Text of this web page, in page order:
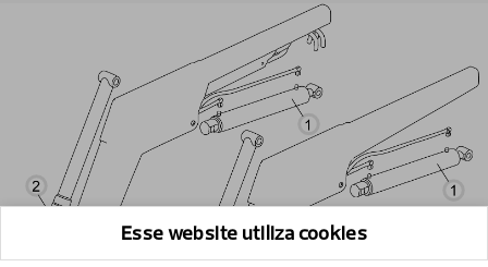
Esse website utiliza cookies